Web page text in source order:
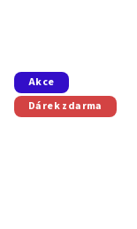
Akce
Dárek zdarma